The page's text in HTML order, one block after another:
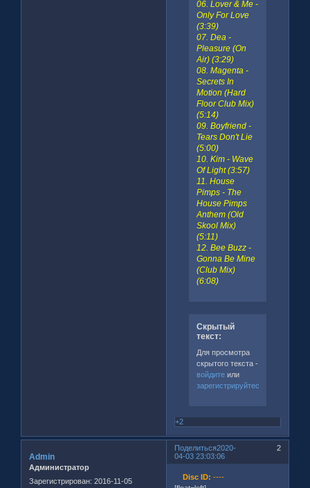
06. Lover & Me -
Only For Love
(3:39)
07. Dea -
Pleasure (On
Air) (3:29)
08. Magenta -
Secrets In
Motion (Hard
Floor Club Mix)
(5:14)
09. Boyfriend -
Tears Don't Lie
(5:00)
10. Kim - Wave
Of Light (3:57)
11. House
Pimps - The
House Pimps
Anthem (Old
Skool Mix)
(5:11)
12. Bee Buzz -
Gonna Be Mine
(Club Mix)
(6:08)
Скрытый
текст:
Для просмотра
скрытого текста -
войдитеили
зарегистрируйтесь
+2
Поделиться 2
2020-
04-03 23:03:06
Admin
Администратор
Зарегистрирован: 2016-11-05
Disc ID: ----